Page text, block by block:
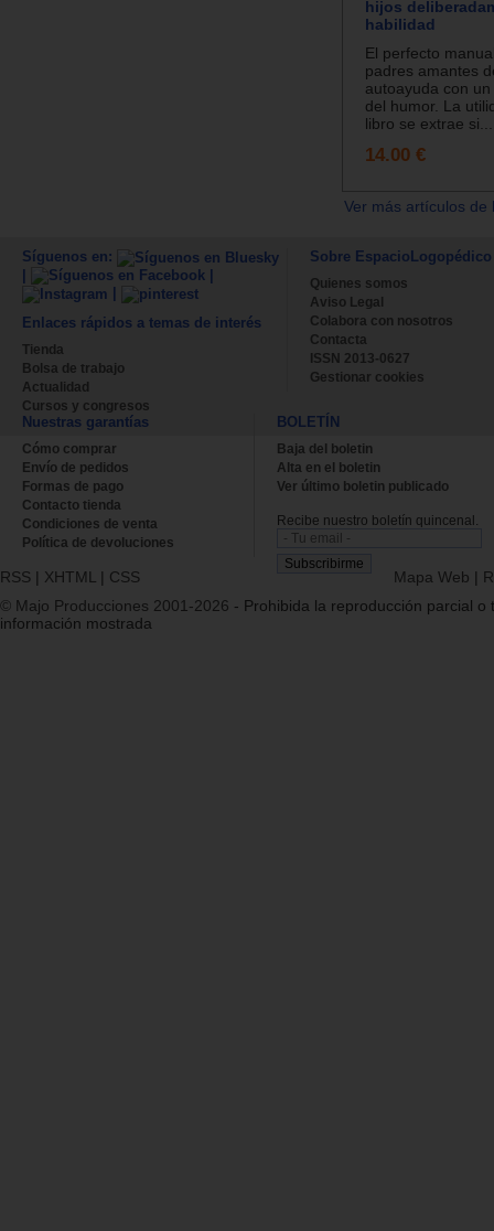
hijos
habilidad
El perfecto
padres amantes
autoayuda con
del humor. La
libro se extrae si...
14.00 €
Ver más artículos
Síguenos en:
|
|
Enlaces rápidos a temas de interés
Tienda
Bolsa de trabajo
Actualidad
Cursos y congresos
Sobre EspacioLogopédico
Quienes somos
Aviso Legal
Colabora con nosotros
Contacta
ISSN 2013-0627
Gestionar cookies
Nuestras garantías
Cómo comprar
Envío de pedidos
Formas de pago
Contacto tienda
Condiciones de venta
Política de devoluciones
BOLETÍN
Baja del boletin
Alta en el boletin
Ver último boletin publicado
Recibe nuestro boletín quincenal.
RSS | XHTML | CSS Mapa Web |
© Majo Producciones 2001-2026 - Prohibida la reproducción parcial o
información mostrada